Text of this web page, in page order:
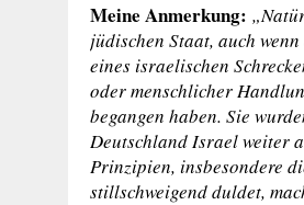
Meine Anmerkung:
jüdischen Staat, auch
eines israelischen
oder menschlicher
begangen haben. Sie
Deutschland Israel weiter
Prinzipien, insbesondere
stillschweigend duldet,